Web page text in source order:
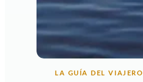
LA GUÍA DEL VIAJERO